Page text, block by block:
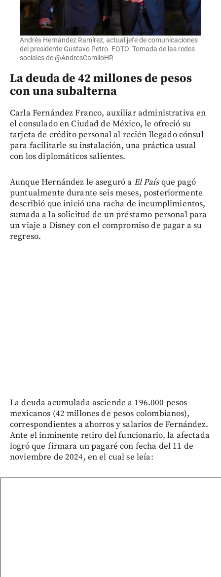
Andrés Hernández Ramírez, actual jefe de comunicaciones
del presidente Gustavo Petro. FOTO: Tomada de las redes
sociales de @AndresCamiloHR
La deuda de 42 millones de pesos
con una subalterna
Carla Fernández Franco, auxiliar administrativa en
el consulado en Ciudad de México, le ofreció su
tarjeta de crédito personal al recién llegado cónsul
para facilitarle su instalación, una práctica usual
con los diplomáticos salientes.
Aunque Hernández le aseguró a El Paísque pagó
puntualmente durante seis meses, posteriormente
describió que inició una racha de incumplimientos,
sumada a la solicitud de un préstamo personal para
un viaje a Disney con el compromiso de pagar a su
regreso.
La deuda acumulada asciende a 196.000 pesos
mexicanos (42 millones de pesos colombianos),
correspondientes a ahorros y salarios de Fernández.
Ante el inminente retiro del funcionario, la afectada
logró que firmara un pagaré con fecha del 11 de
noviembre de 2024, en el cual se leía: